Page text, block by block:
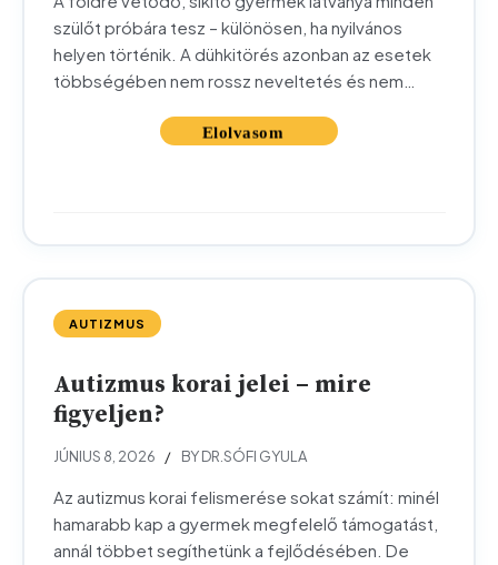
szülőt próbára tesz – különösen, ha nyilvános
helyen történik. A dühkitörés azonban az esetek
többségében nem rossz neveltetés és nem
fejlődésének természetes része. Ebben a
AUTIZMUS
Autizmus korai jelei – mire
figyeljen?
JÚNIUS 8, 2026 BY DR.SÓFI GYULA
Az autizmus korai felismerése sokat számít: minél
hamarabb kap a gyermek megfelelő támogatást,
annál többet segíthetünk a fejlődésében. De